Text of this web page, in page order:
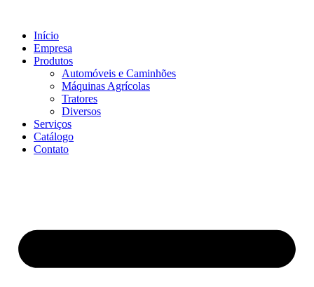
conteúdo
Início
Empresa
Produtos
Automóveis e Caminhões
Máquinas Agrícolas
Tratores
Diversos
Serviços
Catálogo
Contato